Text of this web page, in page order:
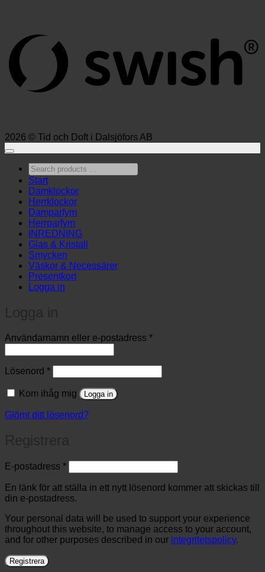
2026 © Tid och Doft i Dalsjöfors AB
Search
products
…
Start
Damklockor
Herrklockor
Damparfym
Herrparfym
INREDNING
Glas & Kristall
Smycken
Väskor & Necessärer
Presentkort
Logga in
Användarnamn eller e-postadress *Obligatoriskt
Lösenord *Obligatoriskt
Kom ihåg mig Logga in
Glömt ditt lösenord?
E-postadress *Obligatoriskt
En länk för att ställa in ett nytt lösenord kommer att skickas till
din e-postadress.
Your personal data will be used to support your experience
throughout this website, to manage access to your account,
and for other purposes described in our integritetspolicy.
Registrera